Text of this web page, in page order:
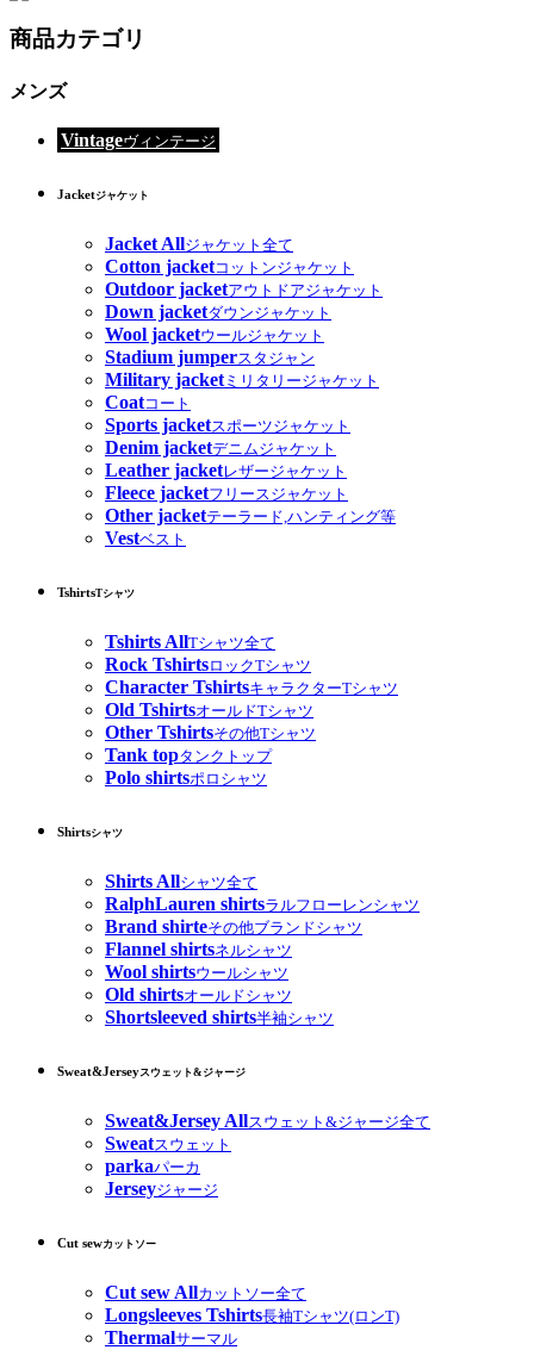
商品カテゴリ
メンズ
Vintageヴィンテージ
Jacketジャケット
Jacket Allジャケット全て
Cotton jacketコットンジャケット
Outdoor jacketアウトドアジャケット
Down jacketダウンジャケット
Wool jacketウールジャケット
Stadium jumperスタジャン
Military jacketミリタリージャケット
Coatコート
Sports jacketスポーツジャケット
Denim jacketデニムジャケット
Leather jacketレザージャケット
Fleece jacketフリースジャケット
Other jacketテーラード,ハンティング等
Vestベスト
TshirtsTシャツ
Tshirts AllTシャツ全て
Rock TshirtsロックTシャツ
Character TshirtsキャラクターTシャツ
Old TshirtsオールドTシャツ
Other Tshirtsその他Tシャツ
Tank topタンクトップ
Polo shirtsポロシャツ
Shirtsシャツ
Shirts Allシャツ全て
RalphLauren shirtsラルフローレンシャツ
Brand shirteその他ブランドシャツ
Flannel shirtsネルシャツ
Wool shirtsウールシャツ
Old shirtsオールドシャツ
Shortsleeved shirts半袖シャツ
Sweat&Jerseyスウェット&ジャージ
Sweat&Jersey Allスウェット&ジャージ全て
Sweatスウェット
parkaパーカ
Jerseyジャージ
Cut sewカットソー
Cut sew Allカットソー全て
Longsleeves Tshirts長袖Tシャツ(ロンT)
Thermalサーマル